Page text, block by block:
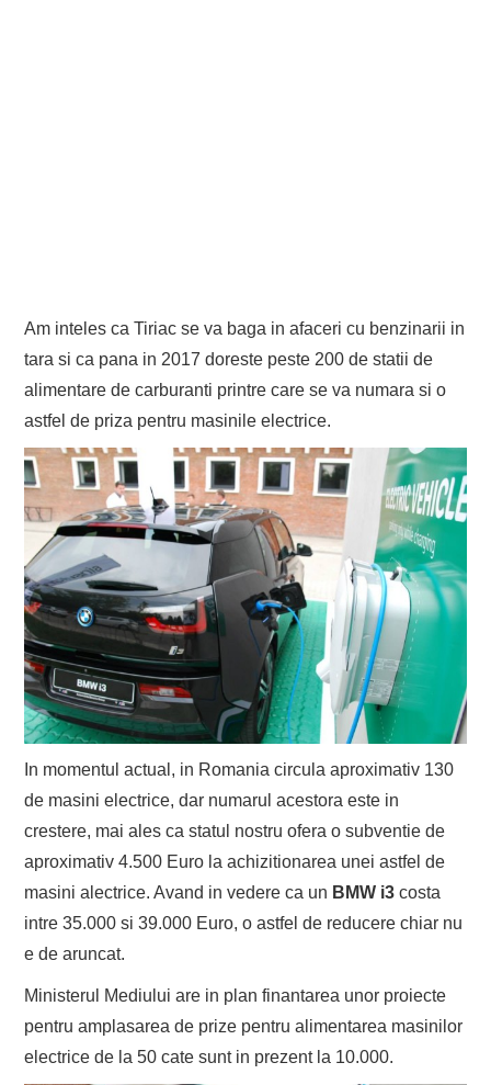
Am inteles ca Tiriac se va baga in afaceri cu benzinarii in
tara si ca pana in 2017 doreste peste 200 de statii de
alimentare de carburanti printre care se va numara si o
astfel de priza pentru masinile electrice.
In momentul actual, in Romania circula aproximativ 130
de masini electrice, dar numarul acestora este in
crestere, mai ales ca statul nostru ofera o subventie de
aproximativ 4.500 Euro la achizitionarea unei astfel de
masini alectrice. Avand in vedere ca un BMW i3 costa
intre 35.000 si 39.000 Euro, o astfel de reducere chiar nu
e de aruncat.
Ministerul Mediului are in plan finantarea unor proiecte
pentru amplasarea de prize pentru alimentarea masinilor
electrice de la 50 cate sunt in prezent la 10.000.